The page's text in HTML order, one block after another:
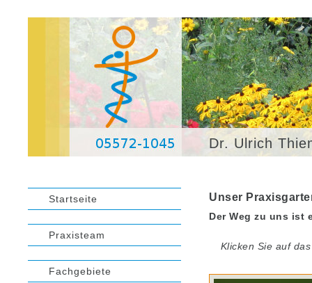
Dr. Ulrich
Startseite
Praxisteam
Fachgebiete
Unser
Der Weg zu uns ist
Klicken Sie auf